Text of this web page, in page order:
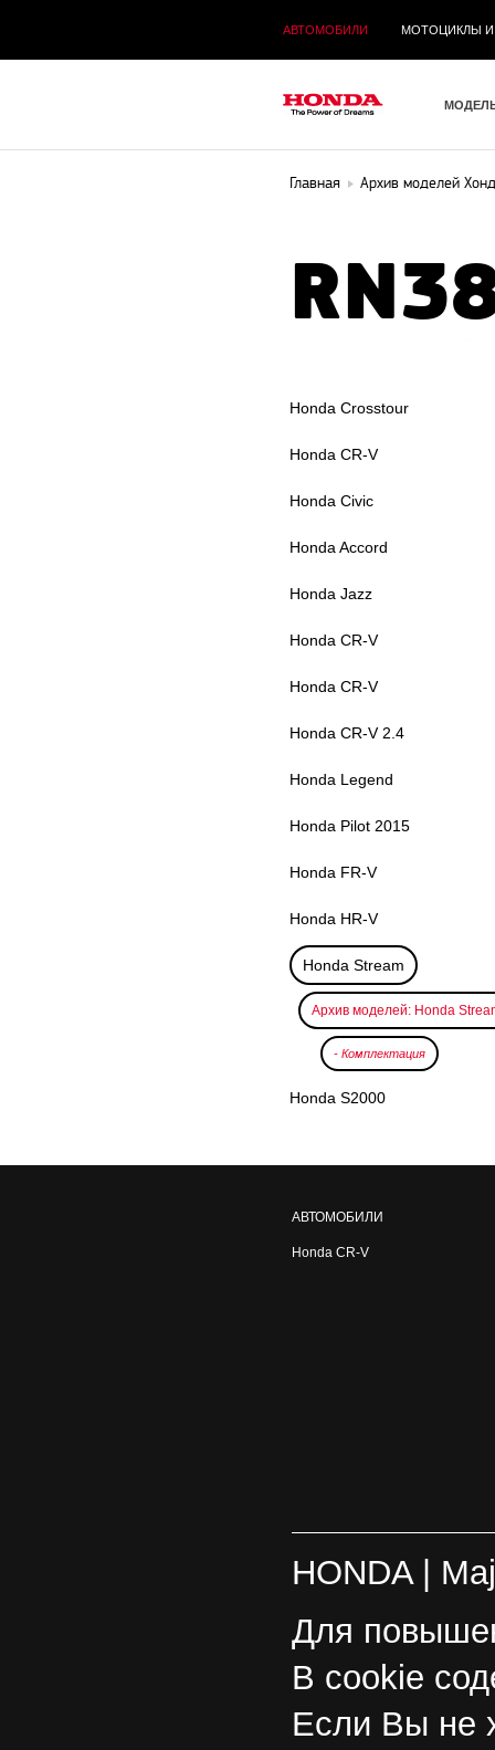
АВТОМОБИЛИ МОТОЦИКЛЫ И
Главная Архив моделей
Honda Crosstour
Honda CR-V
Honda Civic
Honda Accord
Honda Jazz
Honda CR-V
Honda CR-V
Honda CR-V 2.4
Honda Legend
Honda Pilot 2015
Honda FR-V
Honda HR-V
Honda Stream
Архив моделей: Honda
- Комплектация
Honda S2000
АВТОМОБИЛИ
Honda CR-V
HONDA|
Для
В cookie
Если Вы не